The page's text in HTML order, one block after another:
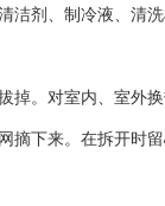
洁剂、制冷液、清
掉。对室内、室外
摘下来。在拆开时